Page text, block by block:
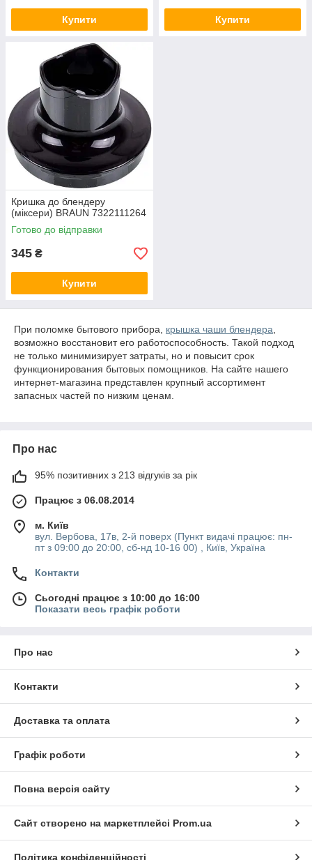
Купити Купити
Кришка до блендеру
(міксери) BRAUN 7322111264
Готово до відправки
345 ₴
Купити
При поломке бытового прибора, крышка чаши блендера
возможно восстановит его работоспособность. Такой подход
не только минимизирует затраты, но и повысит срок
функционирования бытовых помощников. На сайте нашего
интернет-магазина представлен крупный ассортимент
запасных частей по низким ценам.
Про нас
95% позитивних з 213 відгуків за рік
Працює з 06.08.2014
м. Київ
вул. Вербова, 17в, 2-й поверх (Пункт видачі працює: пн-
пт з 09:00 до 20:00, сб-нд 10-16 00) , Київ, Україна
Контакти
Сьогодні працює з 10:00 до 16:00
Показати весь графік роботи
Про нас
Контакти
Доставка та оплата
Графік роботи
Повна версія сайту
Сайт створено на маркетплейсі Prom.ua
Політика конфіденційності